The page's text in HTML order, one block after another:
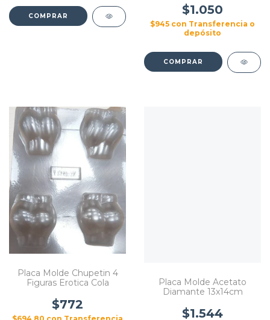
$1.050
$945 con Transferencia o
depósito
Placa Molde Chupetin 4
Figuras Erotica Cola
$772
Placa Molde Acetato
Diamante 13x14cm
$1.544